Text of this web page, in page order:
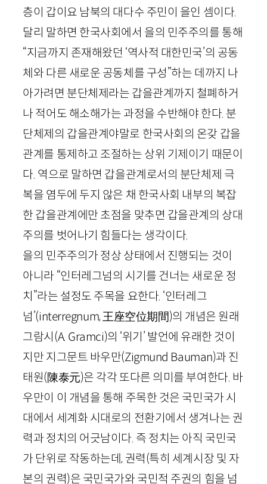
층이 갑이요 남북의 대다수 주민이 을인 셈이다.
달리 말하면 한국사회에서 을의 민주주의를 통해
“지금까지 존재해왔던 ‘역사적 대한민국’의 공동
체와 다른 새로운 공동체를 구성”하는 데까지 나
아가려면 분단체제라는 갑을관계까지 철폐하거
나 적어도 해소해가는 과정을 수반해야 한다. 분
단체제의 갑을관계야말로 한국사회의 온갖 갑을
관계를 통제하고 조절하는 상위 기제이기 때문이
다. 역으로 말하면 갑을관계로서의 분단체제 극
복을 염두에 두지 않은 채 한국사회 내부의 복잡
한 갑을관계에만 초점을 맞추면 갑을관계의 상대
주의를 벗어나기 힘들다는 생각이다.
을의 민주주의가 정상 상태에서 진행되는 것이
아니라 “인터레그넘의 시기를 건너는 새로운 정
치”라는 설정도 주목을 요한다. ‘인터레그
넘’(interregnum,王座空位期間)의 개념은 원래
그람시(A. Gramci)의 ‘위기’ 발언에 유래한 것이
지만 지그문트 바우만(Zigmund Bauman)과 진
태원(陳泰元)은 각각 또다른 의미를 부여한다. 바
우만이 이 개념을 통해 주목한 것은 국민국가 시
대에서 세계화 시대로의 전환기에서 생겨나는 권
력과 정치의 어긋남이다. 즉 정치는 아직 국민국
가 단위로 작동하는데, 권력(특히 세계시장 및 자
본의 권력)은 국민국가와 국민적 주권의 힘을 넘